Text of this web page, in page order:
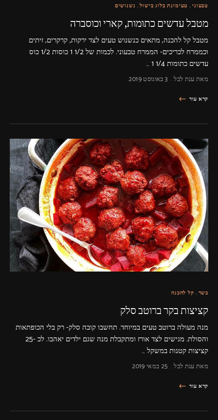
טבעוני טעימונת בלוג בישול נשנושים
מטבל עדשים כתומות, קארי וכוסברה
מטבל קל להכנה, מתאים כנשנוש טעים לצד ירקות, קרקרים, זיתים
וכממרח לכריכים- הממרח טבעוני. לכמות של 1/2 1 כוסות 1/2 כוס
עדשים כתומות 1/4 1 …
מאתענת לבל 3 באוגוסט 2019
קרא עוד
בשר קל להכנה
קציצות בקר ברוטב סלק
מנה מעולה ברוטב טעים במיוחד. תחשבו קובה סלק- רק בלי הכופתאות
והסולת. מגישים לצד אורז ומתקבלת מנה שגם ילדים יאהבו. לכ -25
קציצות קטנות במשקל …
מאתענת לבל 25 במאי 2019
קרא עוד